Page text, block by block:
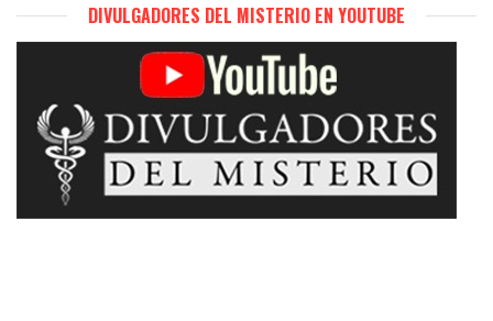
DIVULGADORES DEL MISTERIO EN YOUTUBE